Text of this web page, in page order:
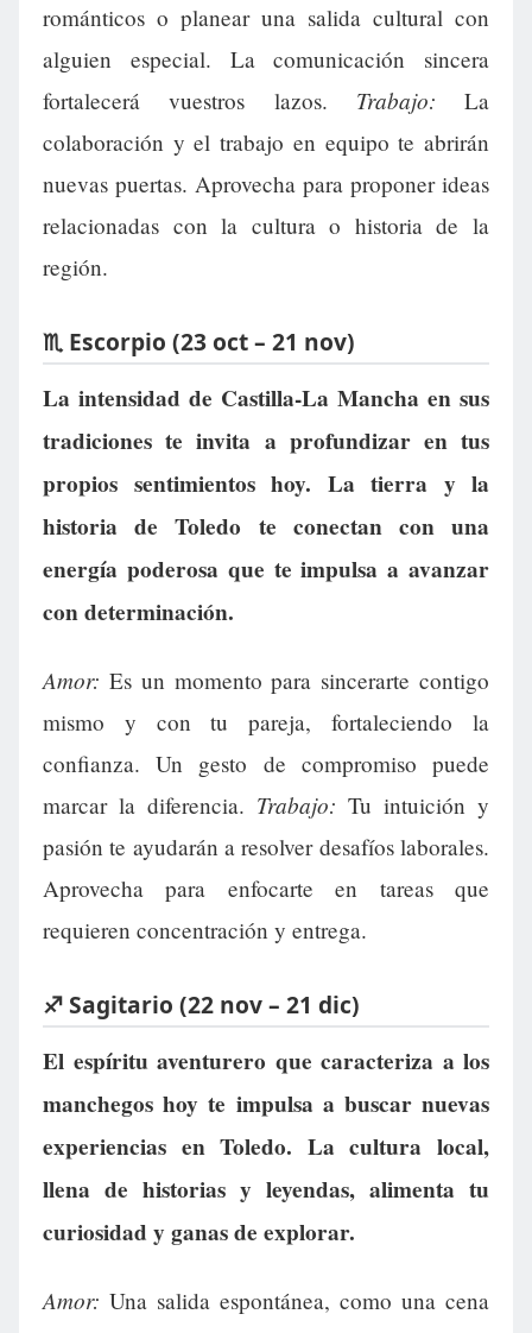
románticos o planear una salida cultural con
alguien especial. La comunicación sincera
fortalecerá vuestros lazos. Trabajo: La
colaboración y el trabajo en equipo te abrirán
nuevas puertas. Aprovecha para proponer ideas
relacionadas con la cultura o historia de la
región.
♏ Escorpio (23 oct – 21 nov)
La intensidad de Castilla-La Mancha en sus
tradiciones te invita a profundizar en tus
propios sentimientos hoy. La tierra y la
historia de Toledo te conectan con una
energía poderosa que te impulsa a avanzar
con determinación.
Amor: Es un momento para sincerarte contigo
mismo y con tu pareja, fortaleciendo la
confianza. Un gesto de compromiso puede
marcar la diferencia. Trabajo: Tu intuición y
pasión te ayudarán a resolver desafíos laborales.
Aprovecha para enfocarte en tareas que
requieren concentración y entrega.
♐ Sagitario (22 nov – 21 dic)
El espíritu aventurero que caracteriza a los
manchegos hoy te impulsa a buscar nuevas
experiencias en Toledo. La cultura local,
llena de historias y leyendas, alimenta tu
curiosidad y ganas de explorar.
Amor: Una salida espontánea, como una cena